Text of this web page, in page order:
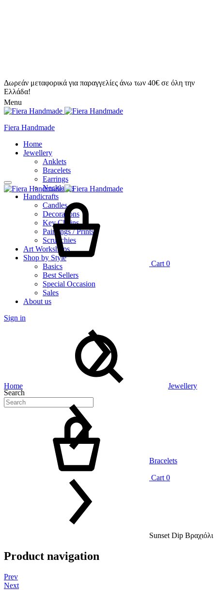
Δωρεάν μεταφορικά για παραγγελίες άνω των 40€ σε όλη την
Ελλάδα!
Menu
Fiera Handmade
Home
Jewellery
Anklets
Bracelets
Earrings
Necklaces
Handicrafts
Candles
Decorations
Key Chains
Paintings / Prints
Scrunchies
Art Workshops
Shop by Style
Basics
Best Sellers
Special Occasion
Sales
About us
Sign in
Search
Cart 0
Cart 0
Home Jewellery
Bracelets
Sunset Dip Βραχιόλι
Product navigation
Prev
Next